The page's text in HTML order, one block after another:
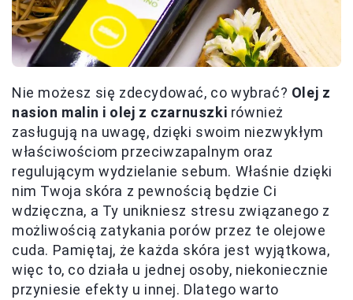
Nie możesz się zdecydować, co wybrać? Olej z
nasion malin i olej z czarnuszki również
zasługują na uwagę, dzięki swoim niezwykłym
właściwościom przeciwzapalnym oraz
regulującym wydzielanie sebum. Właśnie dzięki
nim Twoja skóra z pewnością będzie Ci
wdzięczna, a Ty unikniesz stresu związanego z
możliwością zatykania porów przez te olejowe
cuda. Pamiętaj, że każda skóra jest wyjątkowa,
więc to, co działa u jednej osoby, niekoniecznie
przyniesie efekty u innej. Dlatego warto